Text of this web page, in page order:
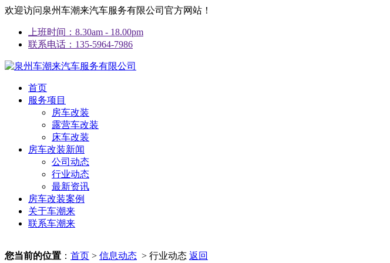
欢迎访问泉州车潮来汽车服务有限公司官方网站！
上班时间：8.30am - 18.00pm
联系电话：135-5964-7986
首页
服务项目
房车改装
露营车改装
床车改装
房车改装新闻
公司动态
行业动态
最新资讯
房车改装案例
关于车潮来
联系车潮来
您当前的位置 ： 首页 > 信息动态 > 行业动态 返回